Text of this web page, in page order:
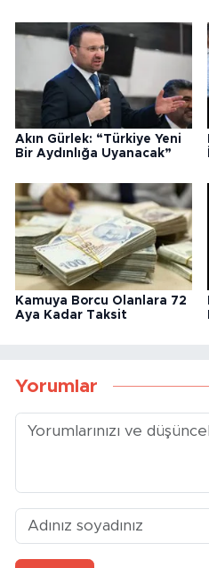
Akın Gürlek: “Türkiye Yeni
Bir Aydınlığa Uyanacak”
Kamuya Borcu Olanlara 72
Aya Kadar Taksit
Yorumlar